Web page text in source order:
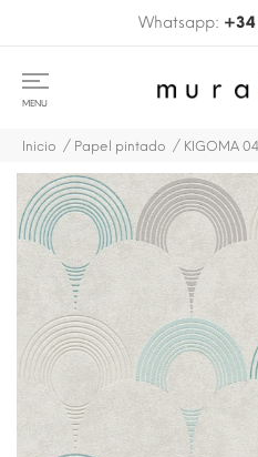
Whatsapp:
MENU
Inicio Papel pintado KIGOMA 04